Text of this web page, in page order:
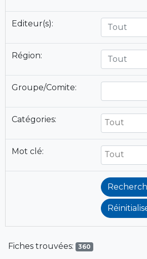
Editeur(s): Tout
Région: Tout
Groupe/Comite:
Catégories:
Mot clé:
Fiches trouvées: 360